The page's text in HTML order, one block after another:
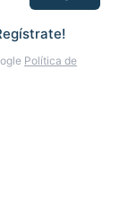
Política de